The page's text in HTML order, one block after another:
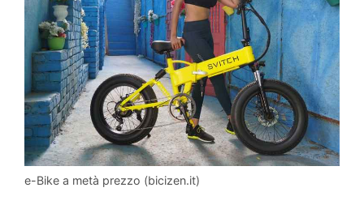
e-Bike a metà prezzo (bicizen.it)